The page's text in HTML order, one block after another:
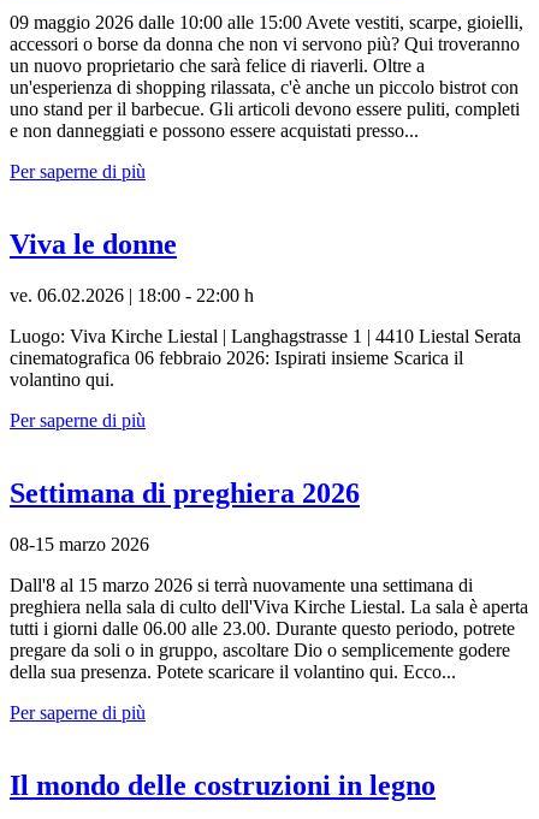
09 maggio 2026 dalle 10:00 alle 15:00 Avete vestiti, scarpe, gioielli,
accessori o borse da donna che non vi servono più? Qui troveranno
un nuovo proprietario che sarà felice di riaverli. Oltre a
un'esperienza di shopping rilassata, c'è anche un piccolo bistrot con
uno stand per il barbecue. Gli articoli devono essere puliti, completi
e non danneggiati e possono essere acquistati presso...
Per saperne di più
Viva le donne
ve. 06.02.2026 | 18:00 - 22:00 h
Luogo: Viva Kirche Liestal | Langhagstrasse 1 | 4410 Liestal Serata
cinematografica 06 febbraio 2026: Ispirati insieme Scarica il
volantino qui.
Per saperne di più
Settimana di preghiera 2026
08-15 marzo 2026
Dall'8 al 15 marzo 2026 si terrà nuovamente una settimana di
preghiera nella sala di culto dell'Viva Kirche Liestal. La sala è aperta
tutti i giorni dalle 06.00 alle 23.00. Durante questo periodo, potrete
pregare da soli o in gruppo, ascoltare Dio o semplicemente godere
della sua presenza. Potete scaricare il volantino qui. Ecco...
Per saperne di più
Il mondo delle costruzioni in legno